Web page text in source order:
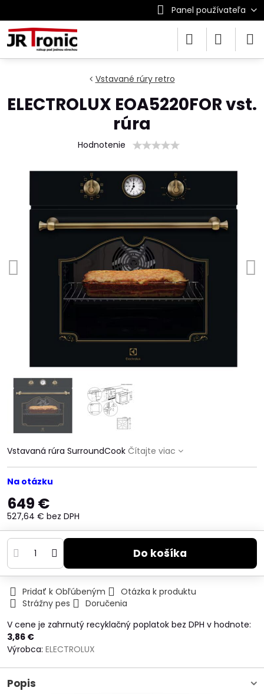
Panel používateľa
Vstavané rúry retro
ELECTROLUX EOA5220FOR vst.
rúra
Hodnotenie
Vstavaná rúra SurroundCook Čítajte viac
Na otázku
649 €
527,64 € bez DPH
Do košíka
Pridať k Obľúbeným
Otázka k produktu
Strážny pes
Doručenia
V cene je zahrnutý recyklačný poplatok bez DPH v hodnote:
3,86 €
Výrobca: ELECTROLUX
Popis